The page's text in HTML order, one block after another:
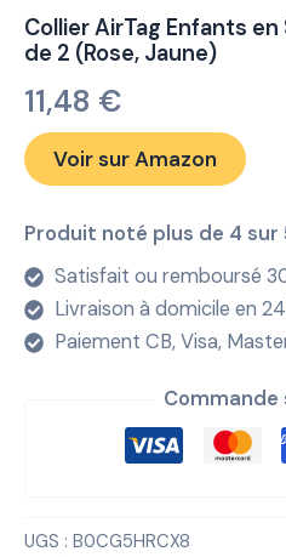
Collier AirTag Enfants
de 2 (Rose, Jaune)
11,48 €
Voir sur Amazon
Produit noté plus de 4 sur
Satisfait ou remboursé
Livraison à domicile en
Paiement CB, Visa,
Commande
UGS : B0CG5HRCX8